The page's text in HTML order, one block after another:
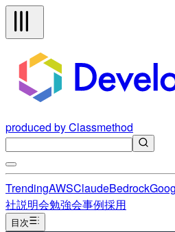
produced by Classmethod
TrendingAWSClaudeBedrock
社説明会勉強会事例採用
目次